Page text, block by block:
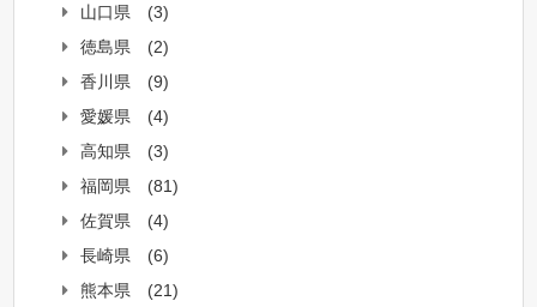
山口県
(3)
徳島県
(2)
香川県
(9)
愛媛県
(4)
高知県
(3)
福岡県
(81)
佐賀県
(4)
長崎県
(6)
熊本県
(21)